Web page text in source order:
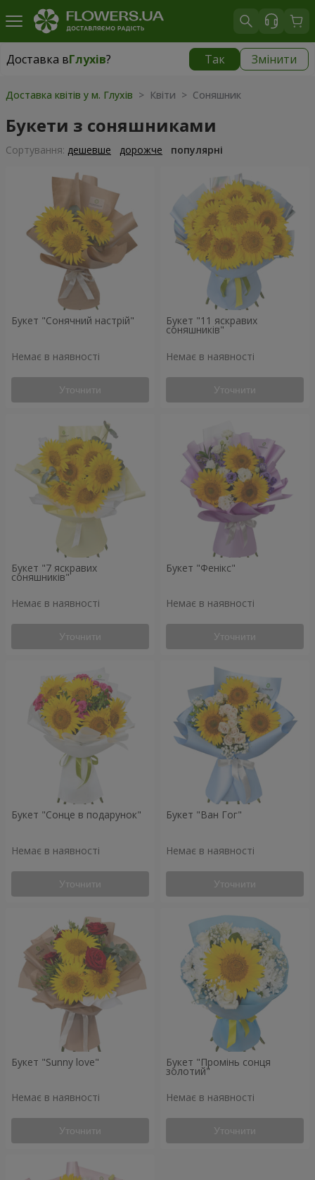
Доставка вГлухів? Так Змінити
Доставка вГлухів|
Доставка квітів у м. Глухів > Квіти > Соняшник
Букети з соняшниками
Сортування: дешевше дорожче популярні
Букет "Сонячний настрій"
Немає в наявності
Уточнити
Букет "11 яскравих
соняшників"
Немає в наявності
Уточнити
Букет "7 яскравих
соняшників"
Немає в наявності
Уточнити
Букет "Фенікс"
Немає в наявності
Уточнити
Букет "Сонце в подарунок"
Немає в наявності
Уточнити
Букет "Ван Гог"
Немає в наявності
Уточнити
Букет "Sunny love"
Немає в наявності
Уточнити
Букет "Промінь сонця
золотий"
Немає в наявності
Уточнити